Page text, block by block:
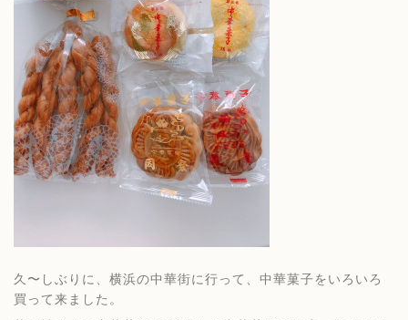
久〜しぶりに、横浜の中華街に行って、中華菓子をいろいろ
買って来ました。